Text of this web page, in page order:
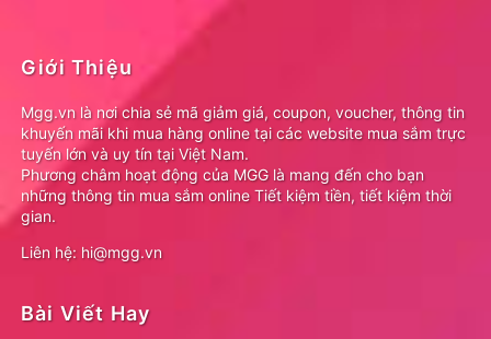
Giới Thiệu
Mgg.vn là nơi chia sẻ mã giảm giá, coupon, voucher, thông tin
khuyến mãi khi mua hàng online tại các website mua sắm trực
tuyến lớn và uy tín tại Việt Nam.
Phương châm hoạt động của MGG là mang đến cho bạn
những thông tin mua sắm online Tiết kiệm tiền, tiết kiệm thời
gian.
Liên hệ: hi@mgg.vn
Bài Viết Hay